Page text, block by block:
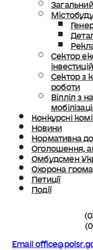
Сектор
Сектор з
роботи
Вілліл з
Конкурсні
Новини
Нормативна
Оголошення,
Омбудсмен
Охорона
Петиції
Події
Email